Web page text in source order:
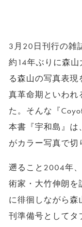
3月20日刊行の雑
約14年ぶりに森
る森山の写真表
真革命期といわれ
た。そんな『
本書『宇和島』は
がカラー写真で切
遡ること2004年
術家・大竹伸朗を
に徘徊しながら森
刊準備号としてタ